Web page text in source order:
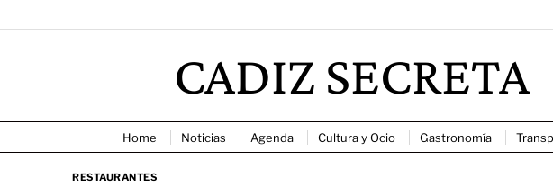
CADIZ SECRETA
Home Noticias Agenda Cultura y Ocio Gastronomía
RESTAURANTES